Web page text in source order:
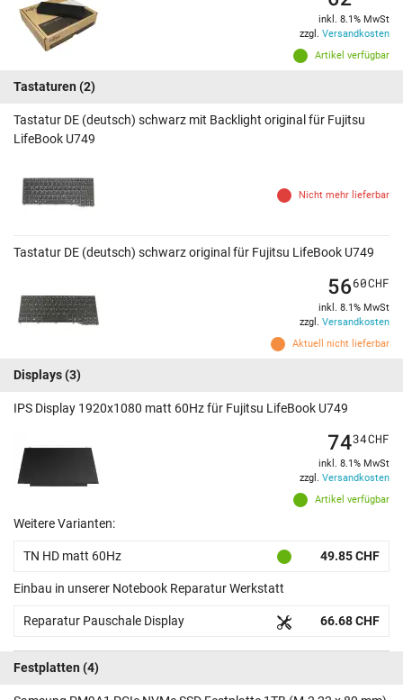
Artikel verfügbar
inkl. 8.1% MwSt
zzgl. Versandkosten
Tastaturen (2)
Tastatur DE (deutsch) schwarz mit Backlight original für Fujitsu
LifeBook U749
Nicht mehr lieferbar
Tastatur DE (deutsch) schwarz original für Fujitsu LifeBook U749
Aktuell nicht lieferbar
5660CHF
inkl. 8.1% MwSt
zzgl. Versandkosten
Displays(3)
IPS Display 1920x1080 matt 60Hz für Fujitsu LifeBook U749
Artikel verfügbar
7434CHF
inkl. 8.1% MwSt
zzgl. Versandkosten
Weitere Varianten:
TN HD matt 60Hz 49.85 CHF
Einbau in unserer Notebook Reparatur Werkstatt
Reparatur Pauschale Display 66.68 CHF
Festplatten (4)